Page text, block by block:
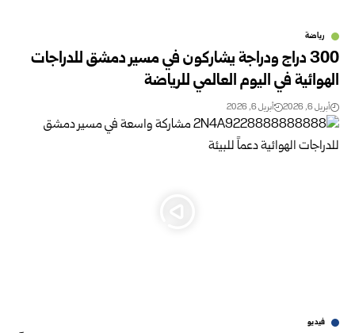
رياضة
300 دراج ودراجة يشاركون في مسير دمشق للدراجات
الهوائية في اليوم العالمي للرياضة
أبريل 6, 2026 أبريل 6, 2026
فيديو